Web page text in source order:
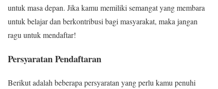
untuk masa depan. Jika kamu memiliki semangat yang membara
untuk belajar dan berkontribusi bagi masyarakat, maka jangan
ragu untuk mendaftar!
Persyaratan Pendaftaran
Berikut adalah beberapa persyaratan yang perlu kamu penuhi